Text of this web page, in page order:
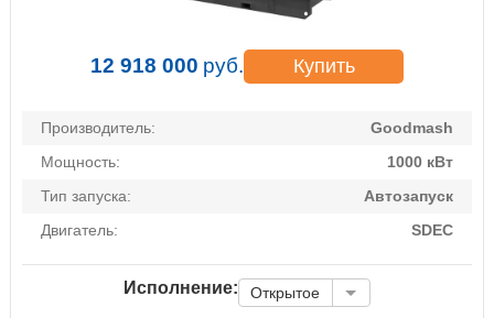
12 918 000 руб. Купить
Производитель:
Goodmash
Мощность:
1000 кВт
Тип запуска:
Автозапуск
Двигатель:
SDEC
Исполнение: Открытое